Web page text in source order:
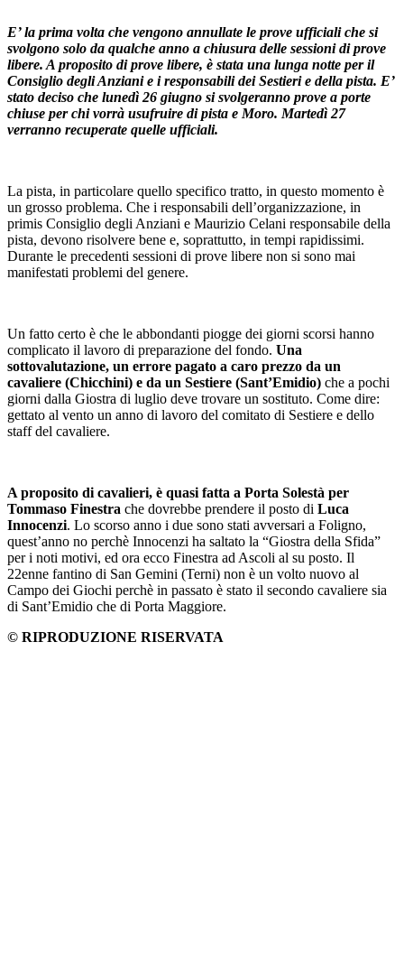
E’ la prima volta che vengono annullate le prove ufficiali che si
svolgono solo da qualche anno a chiusura delle sessioni di prove
libere. A proposito di prove libere, è stata una lunga notte per il
Consiglio degli Anziani e i responsabili dei Sestieri e della pista. E’
stato deciso che lunedì 26 giugno si svolgeranno prove a porte
chiuse per chi vorrà usufruire di pista e Moro. Martedì 27
verranno recuperate quelle ufficiali.
La pista, in particolare quello specifico tratto, in questo momento è
un grosso problema. Che i responsabili dell’organizzazione, in
primis Consiglio degli Anziani e Maurizio Celani responsabile della
pista, devono risolvere bene e, soprattutto, in tempi rapidissimi.
Durante le precedenti sessioni di prove libere non si sono mai
manifestati problemi del genere.
Un fatto certo è che le abbondanti piogge dei giorni scorsi hanno
complicato il lavoro di preparazione del fondo. Una
sottovalutazione, un errore pagato a caro prezzo da un
cavaliere (Chicchini) e da un Sestiere (Sant’Emidio) che a pochi
giorni dalla Giostra di luglio deve trovare un sostituto. Come dire:
gettato al vento un anno di lavoro del comitato di Sestiere e dello
staff del cavaliere.
A proposito di cavalieri, è quasi fatta a Porta Solestà per
Tommaso Finestra che dovrebbe prendere il posto di Luca
Innocenzi. Lo scorso anno i due sono stati avversari a Foligno,
quest’anno no perchè Innocenzi ha saltato la “Giostra della Sfida”
per i noti motivi, ed ora ecco Finestra ad Ascoli al su posto. Il
22enne fantino di San Gemini (Terni) non è un volto nuovo al
Campo dei Giochi perchè in passato è stato il secondo cavaliere sia
di Sant’Emidio che di Porta Maggiore.
© RIPRODUZIONE RISERVATA